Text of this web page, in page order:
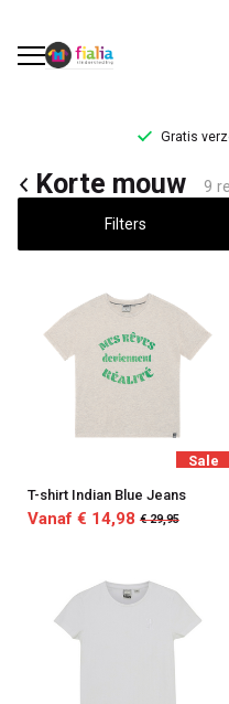
Gratis
Korte
mouw
FiaLia
Korte mouw 9
Filters
Sale
T-shirt Indian Blue Jeans
Vanaf € 14,98 € 29,95